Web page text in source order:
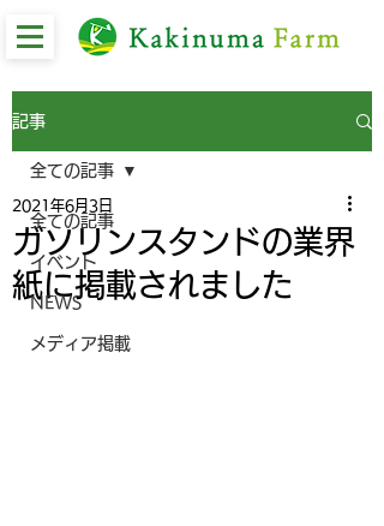
記事
全ての記事
イベント
NEWS
メディア掲載
全ての記事
ガソリンスタンドの業界
紙に掲載されました
2021年6月3日